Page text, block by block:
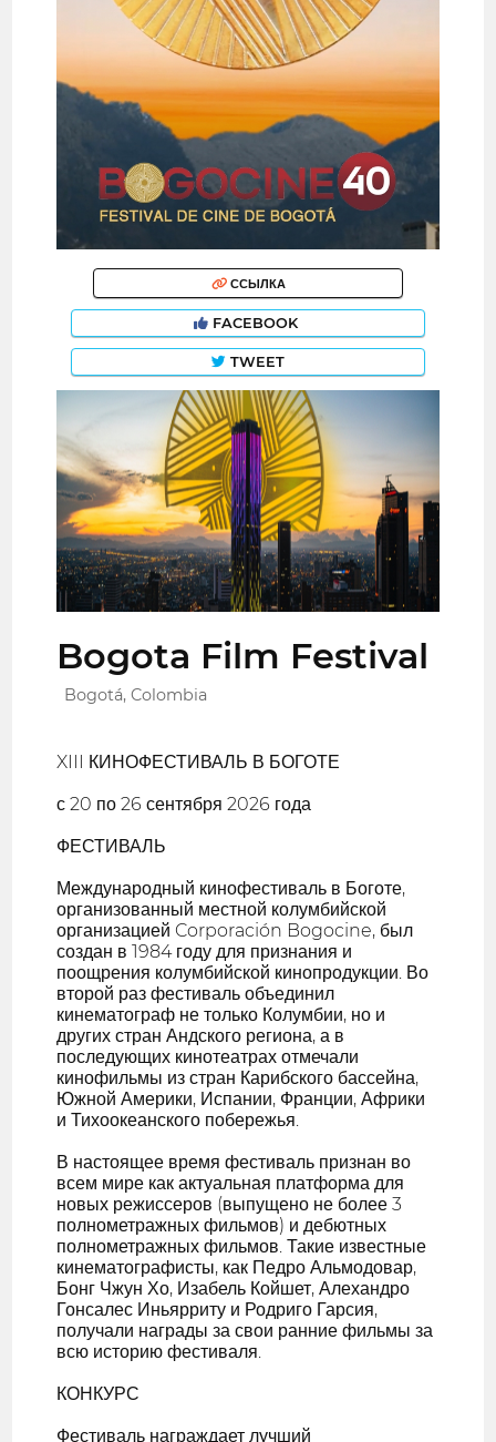
ССЫЛКА
FACEBOOK
TWEET
Bogota Film Festival
Bogotá, Colombia
XIII КИНОФЕСТИВАЛЬ В БОГОТЕ
с 20 по 26 сентября 2026 года
ФЕСТИВАЛЬ
Международный кинофестиваль в Боготе,
организованный местной колумбийской
организацией Corporación Bogocine, был
создан в 1984 году для признания и
поощрения колумбийской кинопродукции. Во
второй раз фестиваль объединил
кинематограф не только Колумбии, но и
других стран Андского региона, а в
последующих кинотеатрах отмечали
кинофильмы из стран Карибского бассейна,
Южной Америки, Испании, Франции, Африки
и Тихоокеанского побережья.
В настоящее время фестиваль признан во
всем мире как актуальная платформа для
новых режиссеров (выпущено не более 3
полнометражных фильмов) и дебютных
полнометражных фильмов. Такие известные
кинематографисты, как Педро Альмодовар,
Бонг Чжун Хо, Изабель Койшет, Алехандро
Гонсалес Иньярриту и Родриго Гарсия,
получали награды за свои ранние фильмы за
всю историю фестиваля.
КОНКУРС
Фестиваль награждает лучший